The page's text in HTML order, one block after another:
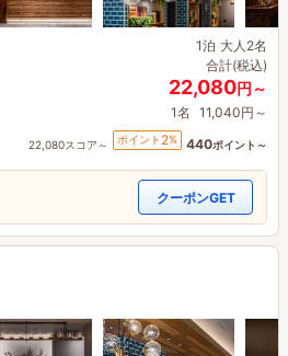
1泊 大人2名
合計(税込)
22,080円～
1名 11,040円～
22,080スコア～ ポイント 2% 440ポイント～
クーポンGET